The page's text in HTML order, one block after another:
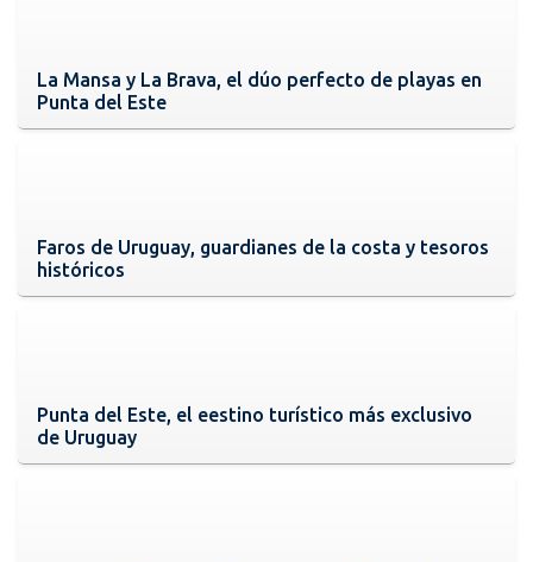
La Mansa y La Brava, el dúo perfecto de playas en
Punta del Este
Faros de Uruguay, guardianes de la costa y tesoros
históricos
Punta del Este, el eestino turístico más exclusivo
de Uruguay